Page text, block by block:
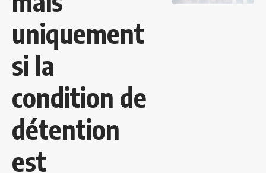
uniquement
si la
condition de
détention
est